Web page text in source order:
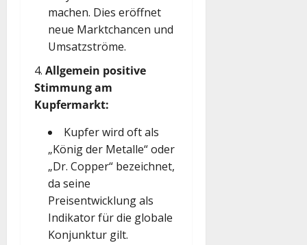
machen. Dies eröffnet
neue Marktchancen und
Umsatzströme.
Allgemein positive
Stimmung am
Kupfermarkt:
Kupfer wird oft als
„König der Metalle“ oder
„Dr. Copper“ bezeichnet,
da seine
Preisentwicklung als
Indikator für die globale
Konjunktur gilt.